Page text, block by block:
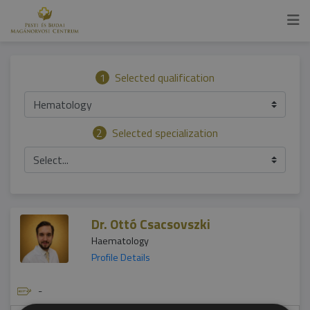
1
Selected qualification
Hematology
2
Selected specialization
Select...
Dr. Ottó Csacsovszki
Haematology
Profile Details
-